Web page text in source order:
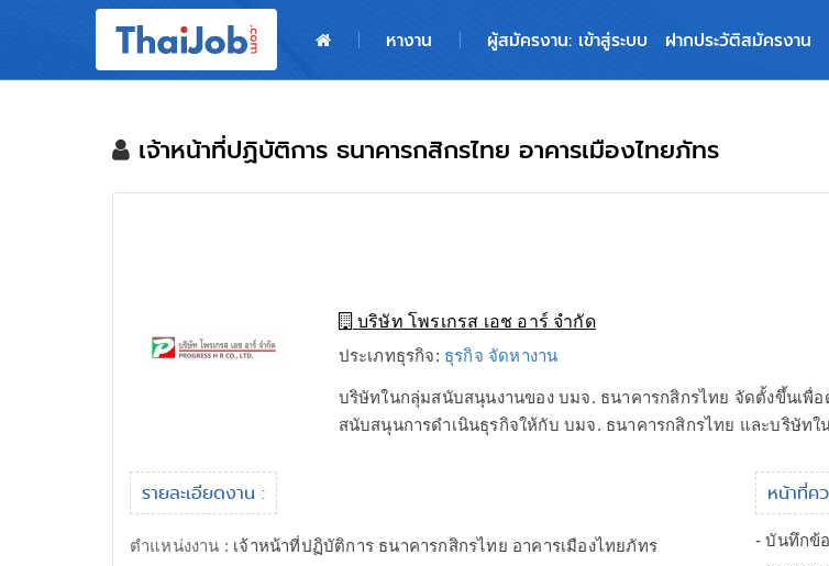
หางาน ผู้สมัครงาน: เข้าสู่ระบบ ฝากประวัติสมัครงาน
ผู้สมัครงาน: เข้าสู่ระบบ
เจ้าหน้าที่ปฏิบัติการ ธนาคารกสิกรไทย อาคารเมืองไทยภัทร
บริษัท โพรเกรส เอช อาร์ จำกัด
ประเภทธุรกิจ: ธุรกิจ จัดหางาน
บริษัทในกลุ่มสนับสนุนงานของ บมจ. ธนาคารกสิกรไทย จัดตั้งขึ้นเพื่
สนับสนุนการดำเนินธุรกิจให้กับ บมจ. ธนาคารกสิกรไทย และบริษัทใ
รายละเอียดงาน :
ตำแหน่งงาน : เจ้าหน้าที่ปฏิบัติการ ธนาคารกสิกรไทย อาคารเมืองไทยภัทร
หน้าที่ค
- บันทึกข้